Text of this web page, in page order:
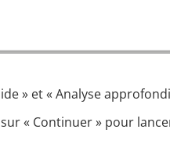
» et « Analyse
« Continuer » pour